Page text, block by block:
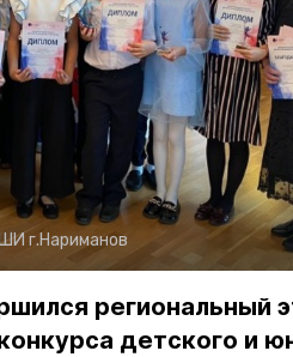
г.Нариманов
региональный
детского и